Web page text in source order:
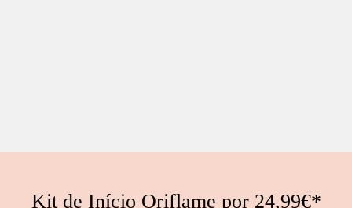
Kit de Início Oriflame por 24,99€*